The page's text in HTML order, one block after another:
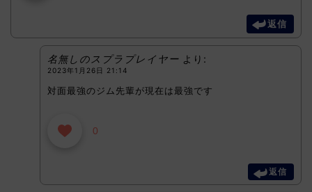
返信
名無しのスプラプレイヤー より:
2023年1月26日 21:14
対面最強のジム先輩が現在は最強です
0
返信